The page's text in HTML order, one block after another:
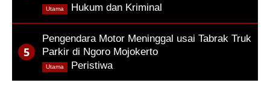
Hukum dan Kriminal
Utama
Pengendara Motor Meninggal usai Tabrak Truk
Parkir di Ngoro Mojokerto
Peristiwa
Utama